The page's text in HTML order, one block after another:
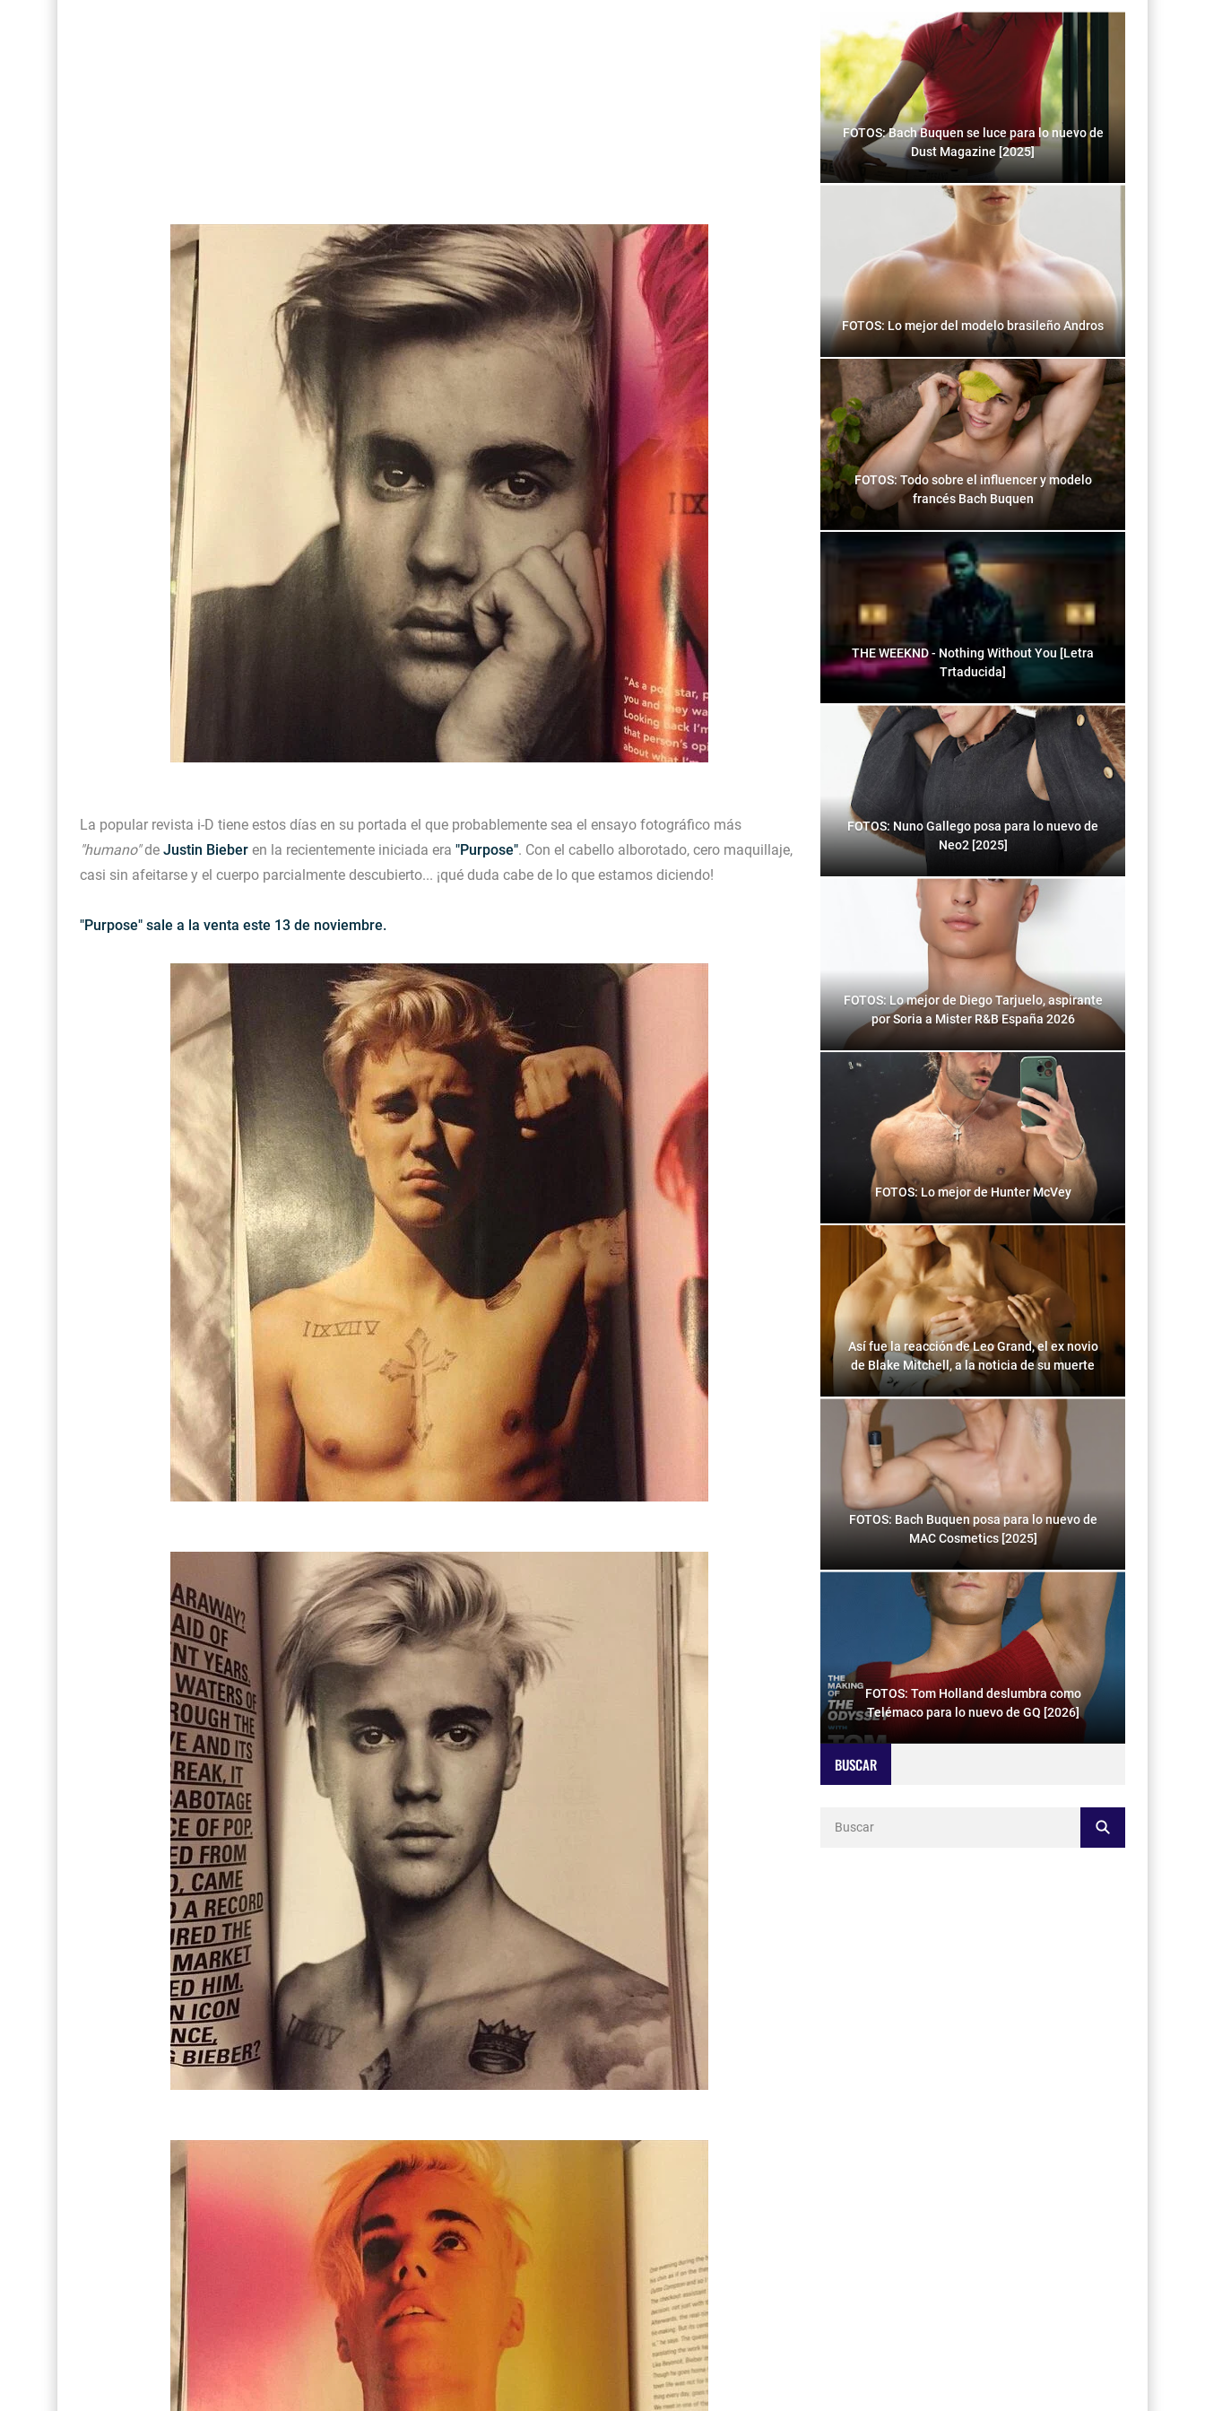
La popular revista i-D tiene estos días en su portada el que probablemente sea el ensayo fotográfico más
"humano"de Justin Bieber en la recientemente iniciada era "Purpose". Con el cabello alborotado, cero maquillaje,
casi sin afeitarse y el cuerpo parcialmente descubierto... ¡qué duda cabe de lo que estamos diciendo!
"Purpose" sale a la venta este 13 de noviembre.
FOTOS: Bach Buquen se luce para lo nuevo de
Dust Magazine [2025]
FOTOS: Lo mejor del modelo brasileño Andros
FOTOS: Todo sobre el influencer y modelo
francés Bach Buquen
THE WEEKND - Nothing Without You [Letra
Trtaducida]
FOTOS: Nuno Gallego posa para lo nuevo de
Neo2 [2025]
FOTOS: Lo mejor de Diego Tarjuelo, aspirante
por Soria a Mister R&B España 2026
FOTOS: Lo mejor de Hunter McVey
Así fue la reacción de Leo Grand, el ex novio
de Blake Mitchell, a la noticia de su muerte
FOTOS: Bach Buquen posa para lo nuevo de
MAC Cosmetics [2025]
FOTOS: Tom Holland deslumbra como
Telémaco para lo nuevo de GQ [2026]
BUSCAR